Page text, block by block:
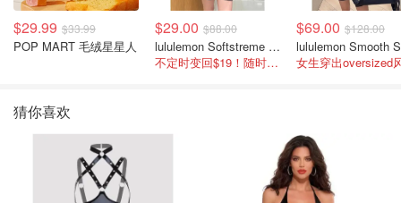
$29.99 $33.99
POP MART 毛绒星星人
$29.00 $88.00
lululemon Softstreme 女士高腰短裤 10cm
不定时变回$19！随时点进来看
$69.00 $128.00
女生穿出oversized
猜你喜欢